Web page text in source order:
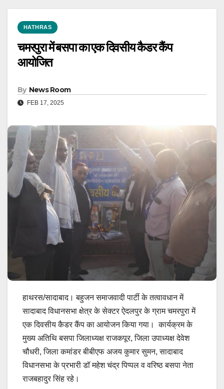
HATHRAS
चमरपुरा में बसपा का एक दिवसीय कैडर कैंप
आयोजित
By News Room
FEB 17, 2025
हाथरस/सादाबाद। बहुजन समाजवादी पार्टी के तत्वावधान में
सादाबाद विधानसभा क्षेत्र के सेक्टर ऐदलपुर के ग्राम चमरपुरा में
एक दिवसीय कैडर कैंप का आयोजन किया गया। कार्यक्रम के
मुख्य अतिथि बसपा जिलाध्यक्ष राजकपूर, जिला उपाध्यक्ष देवेश
चौधरी, जिला कमांडर बीबीएफ अजय कुमार सुमन, सादाबाद
विधानसभा के प्रभारी डॉ महेश चंद्र पिप्पल व वरिष्ठ बसपा नेता
राजबहादुर सिंह रहे।